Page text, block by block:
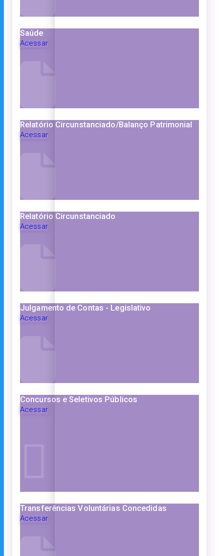
Saúde
Acessar
Relatório Circunstanciado/Balanço Patrimonial
Acessar
Relatório Circunstanciado
Acessar
Julgamento de Contas - Legislativo
Acessar
Concursos e Seletivos Públicos
Acessar
Transferências Voluntárias Concedidas
Acessar